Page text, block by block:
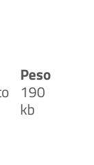
Peso
190
kb